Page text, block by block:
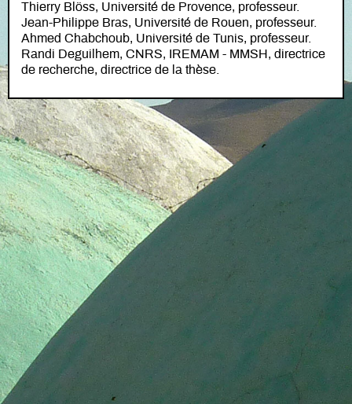
Thierry Blöss, Université de Provence, professeur.
Jean-Philippe Bras, Université de Rouen, professeur.
Ahmed Chabchoub, Université de Tunis, professeur.
Randi Deguilhem, CNRS, IREMAM - MMSH, directrice
de recherche, directrice de la thèse.